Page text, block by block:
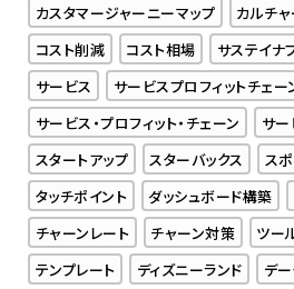
カスタマージャーニーマップ
カルチ
コスト削減
コスト相場 サステイナ
サービス
サービスプロフィットチェー
サービス・プロフィット・チェーン
サ
スタートアップ
スターバックス ス
タッチポイント
ダッシュボード構築
チャーンレート
チャーン対策 ツー
テンプレート
ディズニーランド
デ